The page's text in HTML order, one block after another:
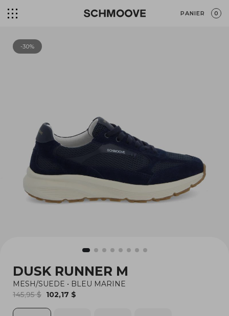
PANIER 0
-30%
DUSK RUNNER M
MESH/SUEDE • BLEU MARINE
145,95 $ 102,17 $